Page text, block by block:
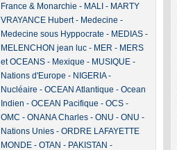
France & Monarchie - MALI - MARTY
VRAYANCE Hubert- Medecine -
Medecine sous Hyppocrate - MEDIAS-
MELENCHON jean luc- MER - MERS
et OCEANS- Mexique - MUSIQUE-
Nations d'Europe - NIGERIA-
Nucléaire - OCEAN Atlantique - Ocean
Indien - OCEAN Pacifique - OCS-
OMC - ONANA Charles- ONU - ONU -
Nations Unies- ORDRE LAFAYETTE
MONDE- OTAN - PAKISTAN -